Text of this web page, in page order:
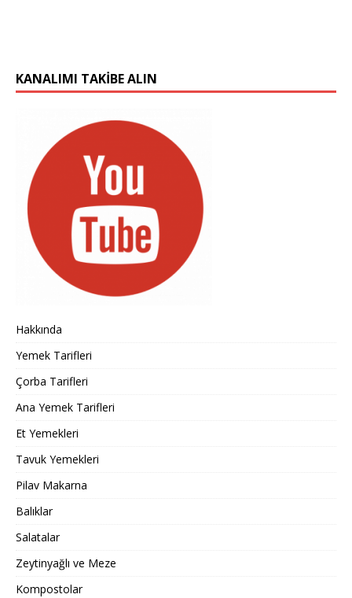
KANALIMI TAKIBE ALIN
Hakkında
Yemek Tarifleri
Çorba Tarifleri
Ana Yemek Tarifleri
Et Yemekleri
Tavuk Yemekleri
Pilav Makarna
Balıklar
Salatalar
Zeytinyağlı ve Meze
Kompostolar